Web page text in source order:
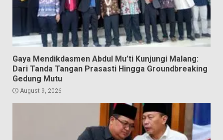
Gaya Mendikdasmen Abdul Mu’ti Kunjungi Malang:
Dari Tanda Tangan Prasasti Hingga Groundbreaking
Gedung Mutu
August 9, 2026